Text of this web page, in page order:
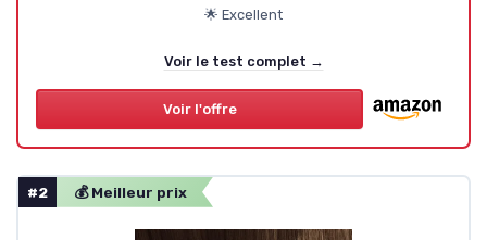
🌟 Excellent
Voir le test complet →
Voir l'offre
#2 💰 Meilleur prix